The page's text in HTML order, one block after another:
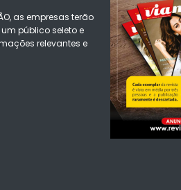
as empresas terão
público seleto e
relevantes e